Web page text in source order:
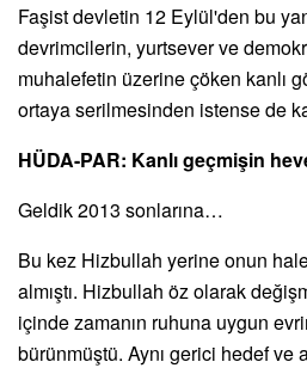
Faşist devletin 12 Eylül'den bu
devrimcilerin, yurtsever ve
muhalefetin üzerine çöken kanlı
ortaya serilmesinden istense de
HÜDA-PAR: Kanlı geçmişin
Geldik 2013 sonlarına…
Bu kez Hizbullah yerine onun
almıştı. Hizbullah öz olarak
içinde zamanın ruhuna uygun
bürünmüştü. Aynı gerici hedef ve